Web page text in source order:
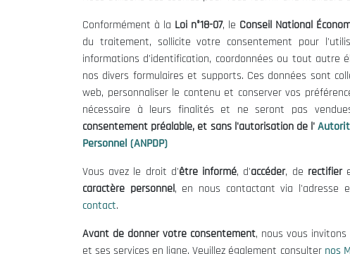
The President
Organisation
Publications
Legal Notices
Terms of Use
Data Protection
Cookie Policy
©
Conformément à la Loi n°18-07, le Conseil National
du traitement, sollicite votre consentement pour
informations d'identification, coordonnées ou tout autre
nos divers formulaires et supports. Ces données sont
web, personnaliser le contenu et conserver vos
nécessaire à leurs finalités et ne seront pas
consentement préalable, et sans l'autorisation de l'
Personnel (ANPDP)
Vous avez le droit d'être informé, d'accéder, de rectifier
caractère personnel, en nous contactant via l'adresse
contact.
Avant de donner votre consentement, nous vous
et ses services en ligne. Veuillez également consulter nos